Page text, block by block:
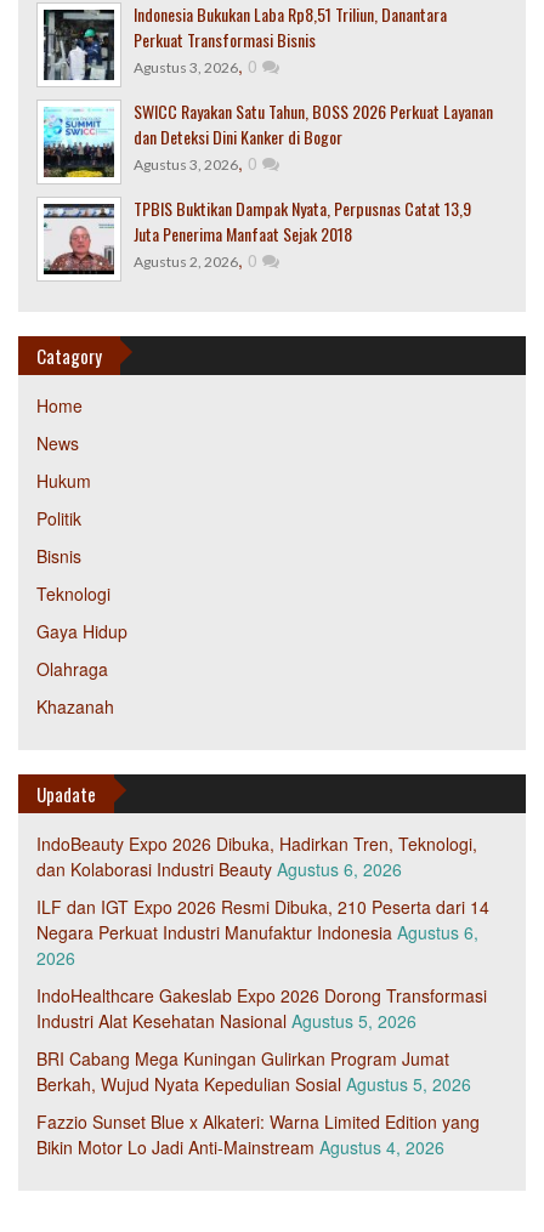
Indonesia Bukukan Laba Rp8,51 Triliun, Danantara
Perkuat Transformasi Bisnis
Agustus 3, 2026, 0
SWICC Rayakan Satu Tahun, BOSS 2026 Perkuat Layanan
dan Deteksi Dini Kanker di Bogor
Agustus 3, 2026, 0
TPBIS Buktikan Dampak Nyata, Perpusnas Catat 13,9
Juta Penerima Manfaat Sejak 2018
Agustus 2, 2026, 0
Catagory
Home
News
Hukum
Politik
Bisnis
Teknologi
Gaya Hidup
Olahraga
Khazanah
Upadate
IndoBeauty Expo 2026 Dibuka, Hadirkan Tren, Teknologi,
dan Kolaborasi Industri Beauty Agustus 6, 2026
ILF dan IGT Expo 2026 Resmi Dibuka, 210 Peserta dari 14
Negara Perkuat Industri Manufaktur Indonesia Agustus 6,
2026
IndoHealthcare Gakeslab Expo 2026 Dorong Transformasi
Industri Alat Kesehatan Nasional Agustus 5, 2026
BRI Cabang Mega Kuningan Gulirkan Program Jumat
Berkah, Wujud Nyata Kepedulian Sosial Agustus 5, 2026
Fazzio Sunset Blue x Alkateri: Warna Limited Edition yang
Bikin Motor Lo Jadi Anti-Mainstream Agustus 4, 2026